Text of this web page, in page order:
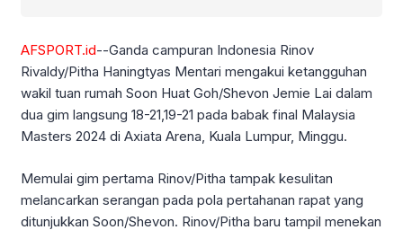
AFSPORT.id--Ganda campuran Indonesia Rinov
Rivaldy/Pitha Haningtyas Mentari mengakui ketangguhan
wakil tuan rumah Soon Huat Goh/Shevon Jemie Lai dalam
dua gim langsung 18-21,19-21 pada babak final Malaysia
Masters 2024 di Axiata Arena, Kuala Lumpur, Minggu.
Memulai gim pertama Rinov/Pitha tampak kesulitan
melancarkan serangan pada pola pertahanan rapat yang
ditunjukkan Soon/Shevon. Rinov/Pitha baru tampil menekan